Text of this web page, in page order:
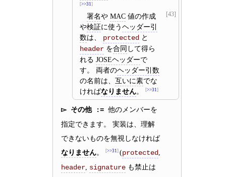
>>31
[43]
署名やMAC 値の作成
や検証に使うヘッダー引
数は、 protectedと
headerを合同 して得ら
れる JOSEヘッダーで
す。 両者のヘッダー引数
の名前は、 互いに素でな
ければなりません。 >>31
その他
他のメンバーを
指定できます。 実装は、理解
できないものを無視しなければ
なりません。 >>31 (protected,
header, signature も禁止は